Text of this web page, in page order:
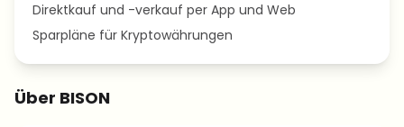
Direktkauf und -verkauf per App und Web
Sparpläne für Kryptowährungen
Über BISON